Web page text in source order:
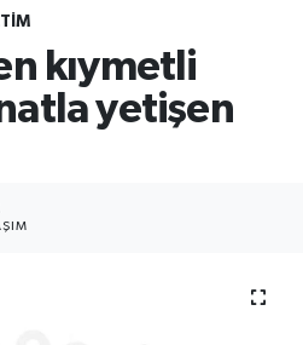
kıymetli
yetişen